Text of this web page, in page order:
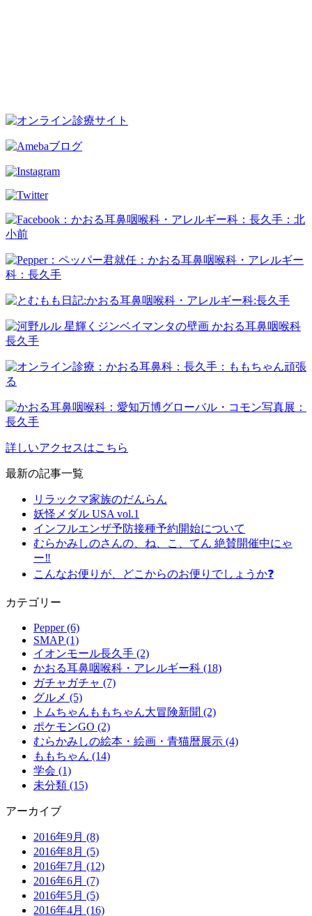
詳しいアクセスはこちら
最新の記事一覧
リラックマ家族のだんらん
妖怪メダル USA vol.1
インフルエンザ予防接種予約開始について
むらかみしのさんの、ね、こ、てん 絶賛開催中にゃ
ー‼️
こんなお便りが、どこからのお便りでしょうか❓
カテゴリー
Pepper (6)
SMAP (1)
イオンモール長久手 (2)
かおる耳鼻咽喉科・アレルギー科 (18)
ガチャガチャ (7)
グルメ (5)
トムちゃんももちゃん大冒険新聞 (2)
ポケモンGO (2)
むらかみしの絵本・絵画・青猫暦展示 (4)
ももちゃん (14)
学会 (1)
未分類 (15)
アーカイブ
2016年9月 (8)
2016年8月 (5)
2016年7月 (12)
2016年6月 (7)
2016年5月 (5)
2016年4月 (16)